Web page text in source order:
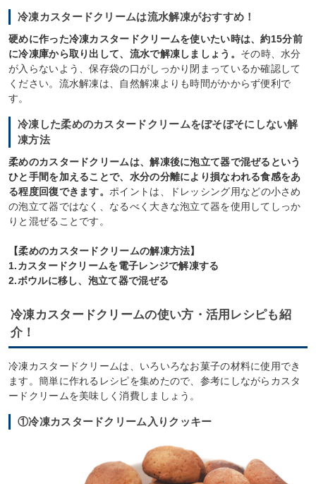
冷凍カスタードクリームは流水解凍がおすすめ！
硬めに作った冷凍カスタードクリームを使いたい時は、約15分前
に冷凍庫から取り出して、流水で解凍しましょう。 その時、水分
が入らないよう、保存袋の口がしっかり閉まっているか確認して
ください。流水解凍は、自然解凍よりも時間がかからず便利で
す。
冷凍した柔めのカスタードクリームをぼそぼそにしない解
凍方法
柔めのカスタードクリームは、解凍後に泡立て器で混ぜるという
ひと手間を加えることで、水分の分離により損なわれる食感をあ
る程度回復できます。 ポイントは、ドレッシング用などの小さめ
の泡立て器ではなく、なるべく大きな泡立て器を使用してしっか
りと混ぜることです。
【柔めのカスタードクリームの解凍方法】
1.カスタードクリームを電子レンジで解凍する
2.ボウルに移し、泡立て器で混ぜる
冷凍カスタードクリームの使い方・活用レシピも紹
介！
冷凍カスタードクリームは、いろいろなお菓子の材料に使用でき
ます。簡単に作れるレシピを集めたので、参考にしながらカスタ
ードクリームを美味しく消費しましょう。
①冷凍カスタードクリーム入りクッキー